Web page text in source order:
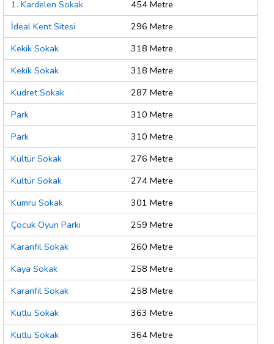
1. Kardelen Sokak
454 Metre
İdeal Kent Sitesi
296 Metre
Kekik Sokak
318 Metre
Kekik Sokak
318 Metre
Kudret Sokak
287 Metre
Park
310 Metre
Park
310 Metre
Kültür Sokak
276 Metre
Kültür Sokak
274 Metre
Kumru Sokak
301 Metre
Çocuk Oyun Parkı
259 Metre
Karanfil Sokak
260 Metre
Kaya Sokak
258 Metre
Karanfil Sokak
258 Metre
Kutlu Sokak
363 Metre
Kutlu Sokak
364 Metre